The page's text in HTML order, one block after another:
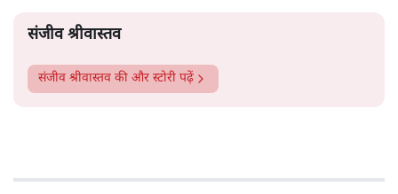
संजीव श्रीवास्तव
संजीव श्रीवास्तव की और स्टोरी पढ़ें